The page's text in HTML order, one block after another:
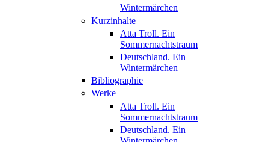
Wintermärchen
Kurzinhalte
Atta Troll. Ein
Sommernachtstraum
Deutschland. Ein
Wintermärchen
Bibliographie
Werke
Atta Troll. Ein
Sommernachtstraum
Deutschland. Ein